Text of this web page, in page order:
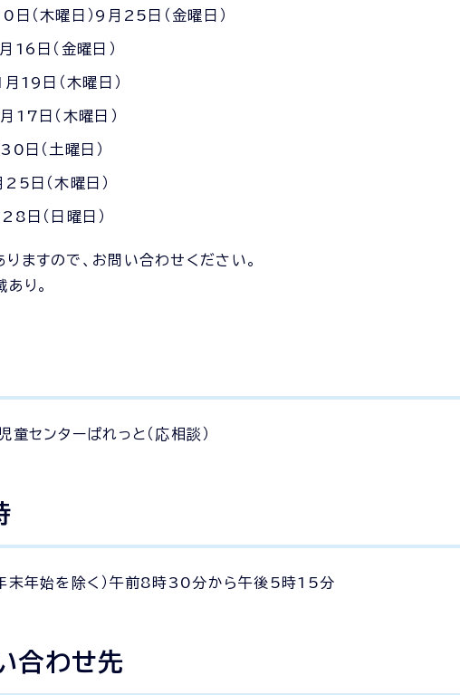
日（木曜日）9月25日（金曜日）
16日（金曜日）
19日（木曜日）
17日（木曜日）
日（土曜日）
日（木曜日）
日（日曜日）
ますので、お問い合わせください。
あり。
童センターぱれっと（応相談）
年末年始を除く）午前8時30分から午後5時15分
合わせ先